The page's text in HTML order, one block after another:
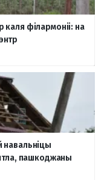
філармоніі: на
навальніцы
пашкоджаны